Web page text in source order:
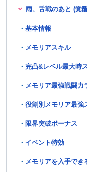
雨、舌戦のあと (覚
基本情報
メモリアスキル
完凸&レベル最大時
メモリア最強戦闘力
役割別メモリア最強
限界突破ボーナス
イベント特効
メモリアを入手で